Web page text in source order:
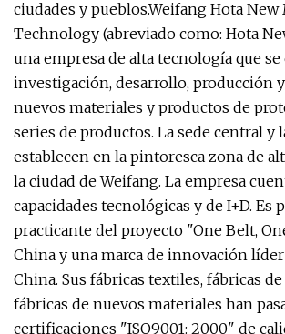
ciudades y pueblos.Weifang Hota
Technology (abreviado como: Hota
una empresa de alta tecnología que
investigación, desarrollo, producción
nuevos materiales y productos de
series de productos. La sede central y
establecen en la pintoresca zona de
la ciudad de Weifang. La empresa
capacidades tecnológicas y de I+D. Es
practicante del proyecto "One Belt,
China y una marca de innovación
China. Sus fábricas textiles, fábricas
fábricas de nuevos materiales han
certificaciones "ISO9001: 2000" de